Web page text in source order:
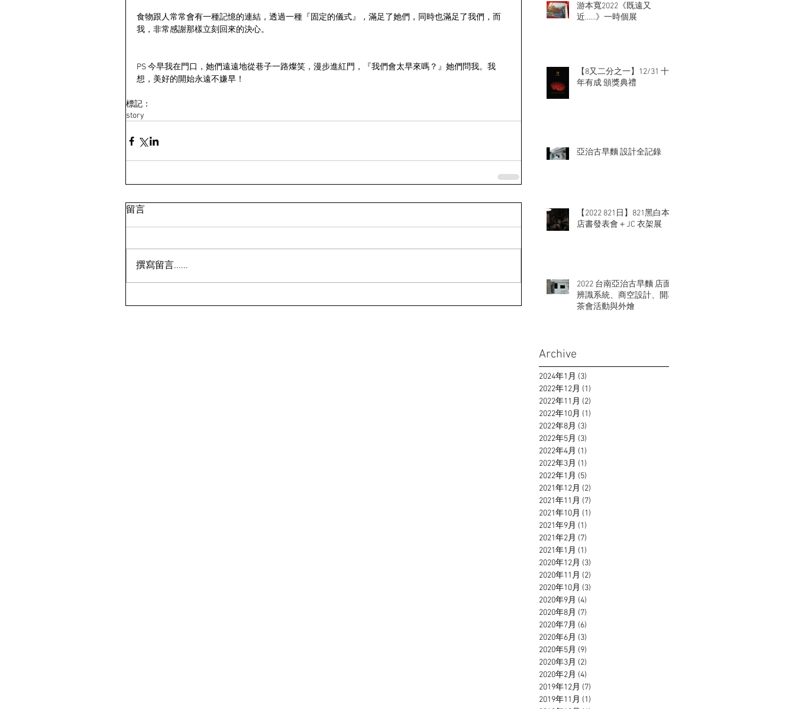
食物跟人常常會有一種記憶的連結，透過一種『固定的儀式』，滿足了她們，同時也滿足了我們，而
我，非常感謝那樣立刻回來的決心。
PS 今早我在門口，她們遠遠地從巷子一路燦笑，漫步進紅門，『我們會太早來嗎？』她們問我。我
想，美好的開始永遠不嫌早！
標記：
story
留言
撰寫留言......
游本寬2022《既遠又
近……》一時個展
【8又二分之一】12/31 十
年有成 頒獎典禮
亞治古早麵 設計全記錄
【2022 821日】821黑白本
店書發表會＋JC 衣架展
2022 台南亞治古早麵 店面
辨識系統、商空設計、開幕
茶會活動與外燴
Archive
2024年1月 (3)
2022年12月 (1)
2022年11月 (2)
2022年10月 (1)
2022年8月 (3)
2022年5月 (3)
2022年4月 (1)
2022年3月 (1)
2022年1月 (5)
2021年12月 (2)
2021年11月 (7)
2021年10月 (1)
2021年9月 (1)
2021年2月 (7)
2021年1月 (1)
2020年12月 (3)
2020年11月 (2)
2020年10月 (3)
2020年9月 (4)
2020年8月 (7)
2020年7月 (6)
2020年6月 (3)
2020年5月 (9)
2020年3月 (2)
2020年2月 (4)
2019年12月 (7)
2019年11月 (1)